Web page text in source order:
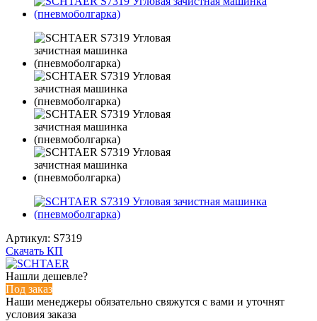
Артикул: S7319
Скачать КП
Нашли дешевле?
Под заказ
Наши менеджеры обязательно свяжутся с вами и уточнят
условия заказа